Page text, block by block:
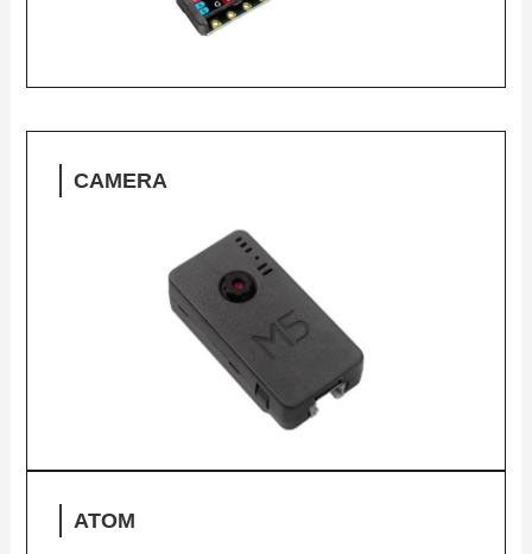
CAMERA
ATOM